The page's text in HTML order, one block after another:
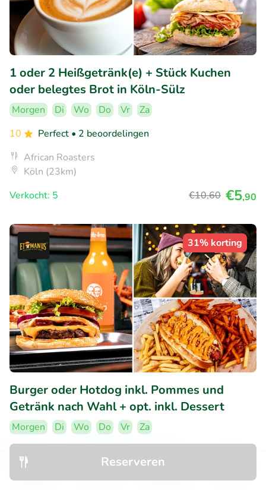
Reserveren
1 oder 2 Heißgetränk(e) + Stück Kuchen
oder belegtes Brot in Köln-Sülz
Morgen Di Wo Do Vr
Za
10
Perfect • 2 beoordelingen
African Roasters
Köln (23km)
Verkocht: 5
€10,60 €5,90
31% korting
Burger oder Hotdog inkl. Pommes und
Getränk nach Wahl + opt. inkl. Dessert
Morgen Di Wo Do Vr
Za
Köln (23km)